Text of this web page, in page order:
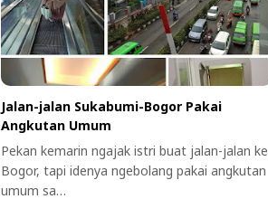
Jalan-jalan Sukabumi-Bogor Pakai
Angkutan Umum
Pekan kemarin ngajak istri buat jalan-jalan ke
Bogor, tapi idenya ngebolang pakai angkutan
umum sa…